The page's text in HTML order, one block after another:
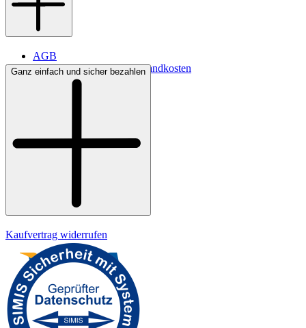
AGB
Lieferbedingungen & Versandkosten
Bezahlung
Ganz einfach und sicher bezahlen
Kaufvertrag widerrufen